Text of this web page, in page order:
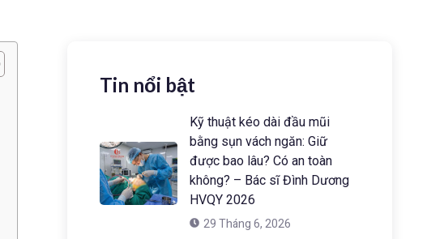
Tin nổi bật
Kỹ thuật kéo dài đầu mũi
bằng sụn vách ngăn: Giữ
được bao lâu? Có an toàn
không? – Bác sĩ Đình Dương
HVQY 2026
29 Tháng 6, 2026